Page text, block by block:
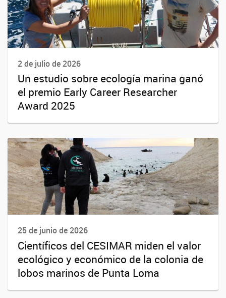
2 de julio de 2026
Un estudio sobre ecología marina ganó
el premio Early Career Researcher
Award 2025
25 de junio de 2026
Científicos del CESIMAR miden el valor
ecológico y económico de la colonia de
lobos marinos de Punta Loma